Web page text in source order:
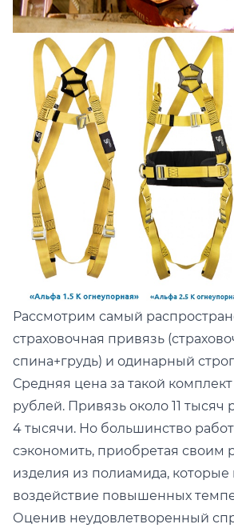
Рассмотрим самый
страховочная привязь
спина+грудь) и одинарный
Средняя цена за такой
рублей. Привязь около 11 тысяч
4 тысячи. Но большинство
сэкономить, приобретая своим
изделия из полиамида,
воздействие повышенных
Оценив неудовлетворенный